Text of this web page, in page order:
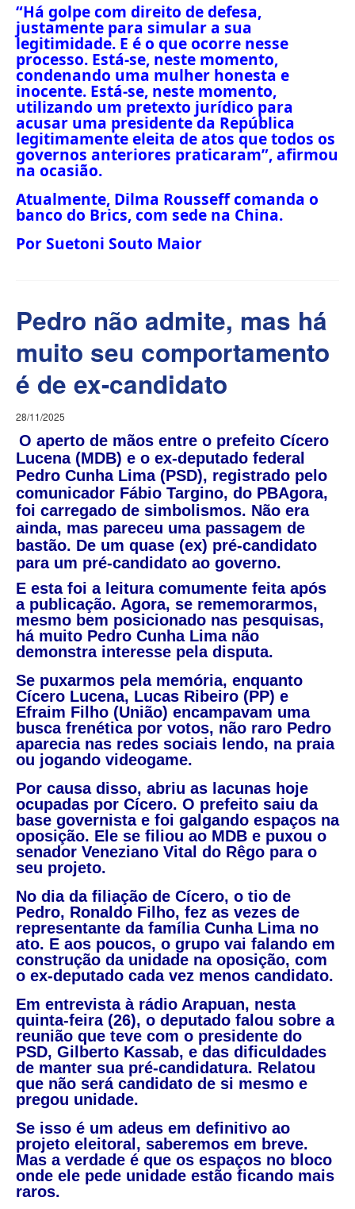
“Há golpe com direito de defesa,
justamente para simular a sua
legitimidade. E é o que ocorre nesse
processo. Está-se, neste momento,
condenando uma mulher honesta e
inocente. Está-se, neste momento,
utilizando um pretexto jurídico para
acusar uma presidente da República
legitimamente eleita de atos que todos os
governos anteriores praticaram”, afirmou
na ocasião.
Atualmente, Dilma Rousseff comanda o
banco do Brics, com sede na China.
Por Suetoni Souto Maior
Pedro não admite, mas há
muito seu comportamento
é de ex-candidato
28/11/2025
O aperto de mãos entre o prefeito Cícero
Lucena (MDB) e o ex-deputado federal
Pedro Cunha Lima (PSD), registrado pelo
comunicador Fábio Targino, do PBAgora,
foi carregado de simbolismos. Não era
ainda, mas pareceu uma passagem de
bastão. De um quase (ex) pré-candidato
para um pré-candidato ao governo.
E esta foi a leitura comumente feita após
a publicação. Agora, se rememorarmos,
mesmo bem posicionado nas pesquisas,
há muito Pedro Cunha Lima não
demonstra interesse pela disputa.
Se puxarmos pela memória, enquanto
Cícero Lucena, Lucas Ribeiro (PP) e
Efraim Filho (União) encampavam uma
busca frenética por votos, não raro Pedro
aparecia nas redes sociais lendo, na praia
ou jogando videogame.
Por causa disso, abriu as lacunas hoje
ocupadas por Cícero. O prefeito saiu da
base governista e foi galgando espaços na
oposição. Ele se filiou ao MDB e puxou o
senador Veneziano Vital do Rêgo para o
seu projeto.
No dia da filiação de Cícero, o tio de
Pedro, Ronaldo Filho, fez as vezes de
representante da família Cunha Lima no
ato. E aos poucos, o grupo vai falando em
construção da unidade na oposição, com
o ex-deputado cada vez menos candidato.
Em entrevista à rádio Arapuan, nesta
quinta-feira (26), o deputado falou sobre a
reunião que teve com o presidente do
PSD, Gilberto Kassab, e das dificuldades
de manter sua pré-candidatura. Relatou
que não será candidato de si mesmo e
pregou unidade.
Se isso é um adeus em definitivo ao
projeto eleitoral, saberemos em breve.
Mas a verdade é que os espaços no bloco
onde ele pede unidade estão ficando mais
raros.